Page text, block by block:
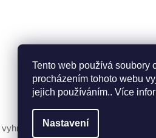
Tento web používá soubory
procházením tohoto webu
jejich používáním.. Více
Nastavení
Facebook
vyhrazena.Upravit nastavení cookies